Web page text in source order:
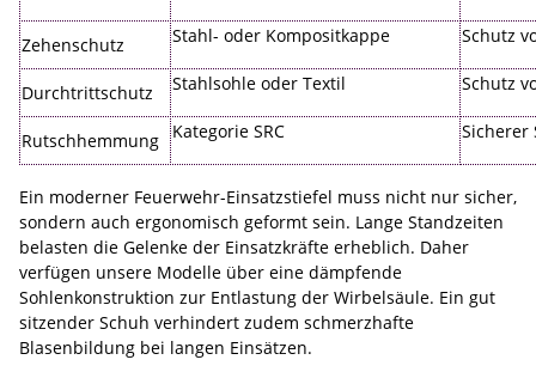
Zehenschutz Stahl- oder Kompositkappe Schutz
Durchtrittschutz Stahlsohle oder Textil Schutz
Rutschhemmung Kategorie SRC Sicherer
Ein moderner Feuerwehr-Einsatzstiefel muss nicht nur sicher,
sondern auch ergonomisch geformt sein. Lange Standzeiten
belasten die Gelenke der Einsatzkräfte erheblich. Daher
verfügen unsere Modelle über eine dämpfende
Sohlenkonstruktion zur Entlastung der Wirbelsäule. Ein gut
sitzender Schuh verhindert zudem schmerzhafte
Blasenbildung bei langen Einsätzen.